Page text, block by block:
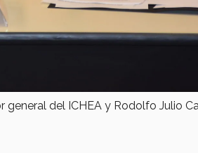
del ICHEA y Rodolfo Julio